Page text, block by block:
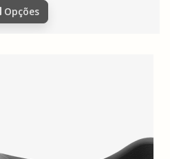
Opções